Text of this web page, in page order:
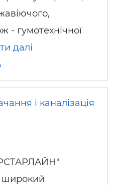
- гумотехнічної
далі
і каналізація
широкий